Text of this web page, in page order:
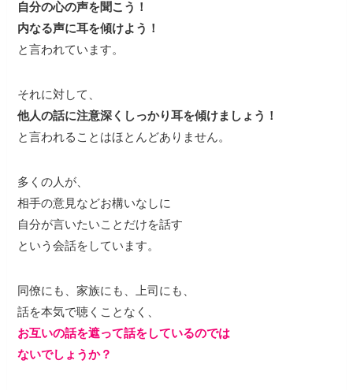
自分の心の声を聞こう！
内なる声に耳を傾けよう！
と言われています。
それに対して、
他人の話に注意深くしっかり耳を傾けましょう！
と言われることはほとんどありません。
多くの人が、
相手の意見などお構いなしに
自分が言いたいことだけを話す
という会話をしています。
同僚にも、家族にも、上司にも、
話を本気で聴くことなく、
お互いの話を遮って話をしているのでは
ないでしょうか？